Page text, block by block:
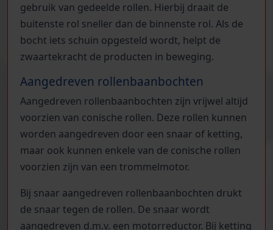
gebruik van gedeelde rollen. Hierbij draait de
buitenste rol sneller dan de binnenste rol. Als de
bocht iets schuin opgesteld wordt, helpt de
zwaartekracht de producten in beweging.
Aangedreven rollenbaanbochten
Aangedreven rollenbaanbochten zijn vrijwel altijd
voorzien van conische rollen. Deze rollen kunnen
worden aangedreven door een snaar of ketting,
maar ook kunnen enkele van de conische rollen
voorzien zijn van een trommelmotor.
Bij snaar aangedreven rollenbaanbochten drukt
de snaar tegen de rollen. De snaar wordt
aangedreven d.m.v. een motorreductor. Bij ketting